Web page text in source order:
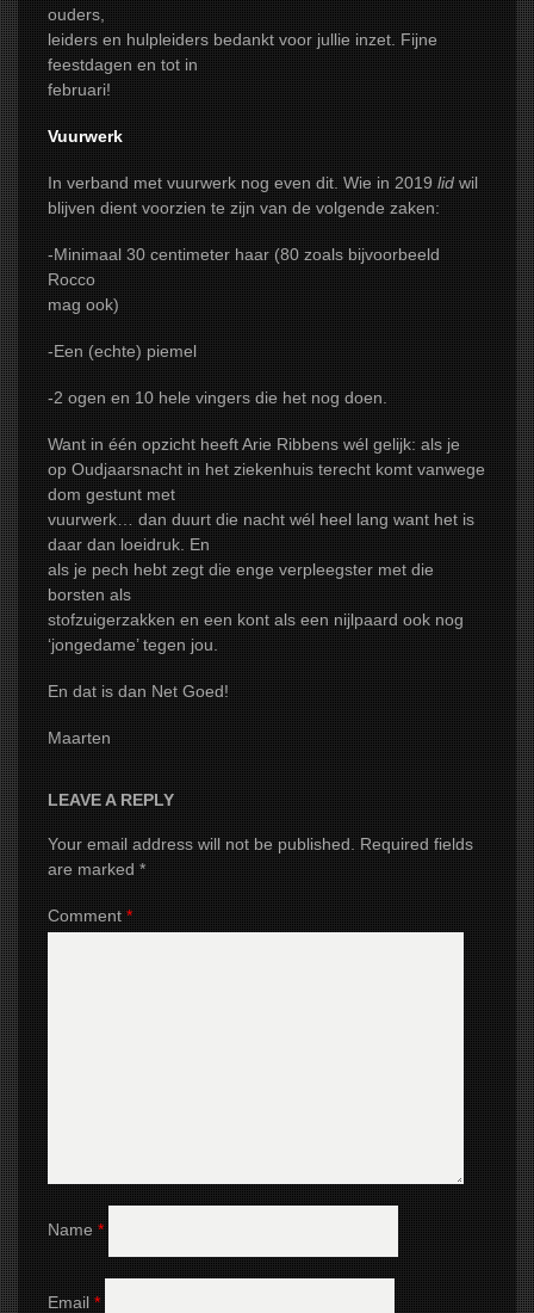
ouders,
leiders en hulpleiders bedankt voor jullie inzet. Fijne
feestdagen en tot in
februari!
Vuurwerk
In verband met vuurwerk nog even dit. Wie in 2019lidwil
blijven dient voorzien te zijn van de volgende zaken:
-Minimaal 30 centimeter haar (80 zoals bijvoorbeeld
Rocco
mag ook)
-Een (echte) piemel
-2 ogen en 10 hele vingers die het nog doen.
Want in één opzicht heeft Arie Ribbens wél gelijk: als je
op Oudjaarsnacht in het ziekenhuis terecht komt vanwege
dom gestunt met
vuurwerk… dan duurt die nacht wél heel lang want het is
daar dan loeidruk. En
als je pech hebt zegt die enge verpleegster met die
borsten als
stofzuigerzakken en een kont als een nijlpaard ook nog
‘jongedame’ tegen jou.
En dat is dan Net Goed!
Maarten
LEAVE A REPLY
Your email address will not be published. Required fields
are marked*
Comment*
Name*
Email*